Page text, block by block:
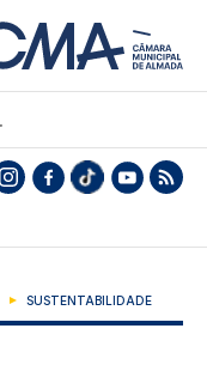
SUSTENTABILIDADE